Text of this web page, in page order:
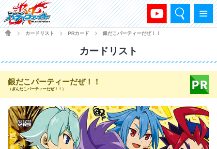
メニュー
検索
HOME
カードリスト PRカード 銀だこパーティーだぜ！！
カードリスト
銀だこパーティーだぜ！！
（ぎんだこパーティーだぜ！！）